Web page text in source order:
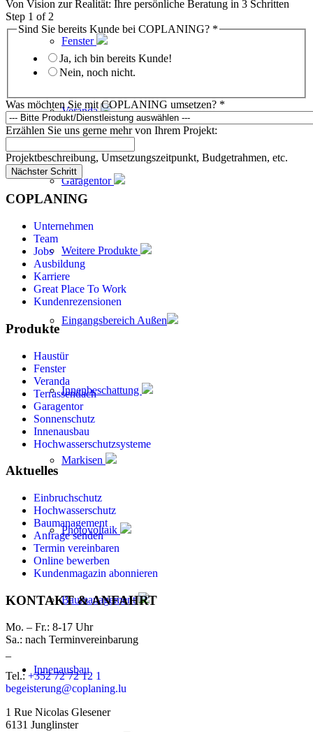
Fenster
Veranda
Garagentor
Weitere Produkte
Eingangsbereich Außen
Innenbeschattung
Markisen
Photovoltaik
Baumanagement
Innenausbau
Von Vision zur Realität: Ihre persönliche Beratung in 3 Schritten
Step 1 of 2
Sind Sie bereits Kunde bei COPLANING? *
Ja, ich bin bereits Kunde!
Nein, noch nicht.
Was möchten Sie mit COPLANING umsetzen? *
Erzählen Sie uns gerne mehr von Ihrem Projekt:
Projektbeschreibung, Umsetzungszeitpunkt, Budgetrahmen, etc.
Nächster Schritt
COPLANING
Unternehmen
Team
Jobs
Ausbildung
Karriere
Great Place To Work
Kundenrezensionen
Produkte
Haustür
Fenster
Veranda
Terrassendach
Garagentor
Sonnenschutz
Innenausbau
Hochwasserschutzsysteme
Aktuelles
Einbruchschutz
Hochwasserschutz
Baumanagement
Anfrage senden
Termin vereinbaren
Online bewerben
Kundenmagazin abonnieren
KONTAKT & ANFAHRT
Mo. – Fr.: 8-17 Uhr
Sa.: nach Terminvereinbarung
Tel.:+352 72 72 12 1
begeisterung@coplaning.lu
1 Rue Nicolas Glesener
6131 Junglinster